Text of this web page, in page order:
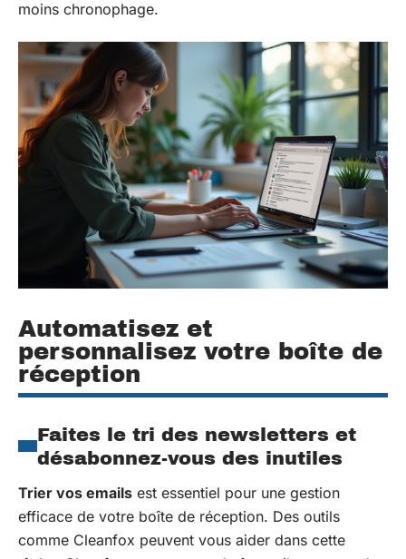
moins chronophage.
Automatisez et
personnalisez votre boîte de
réception
Faites le tri des newsletters et
désabonnez-vous des inutiles
Trier vos emails est essentiel pour une gestion
efficace de votre boîte de réception. Des outils
comme Cleanfox peuvent vous aider dans cette